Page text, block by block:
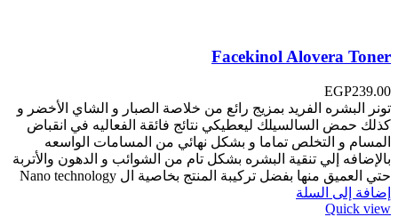
Facekinol Alovera Toner
EGP239.00
تونر البشره الفريد بمزيج رائع من خلاصة الصبار و الشاي الأخضر و
كذلك حمض السالسيلك ليعطيكي نتائج فائقة الفعاليه في انقباض
المسام و التخلص تماما و بشكل نهائي من المسامات الواسعه
بالإضافه إلي تنقية البشره بشكل تام من الشوائب و الدهون والأتربة
حتي العميق منها بفضل تركيبة المنتج بخاصية ال Nano technology
إضافة إلى السلة
Quick view